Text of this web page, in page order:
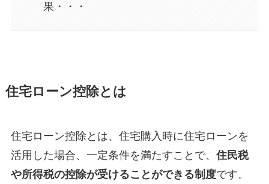
果・・・
住宅ローン控除とは
住宅ローン控除とは、住宅購入時に住宅ローンを
活用した場合、一定条件を満たすことで、 住民税
や所得税の控除が受けることができる制度です。